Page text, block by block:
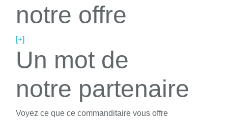
notre offre
[+]
Un mot de
notre partenaire
Voyez ce que ce commanditaire vous offre